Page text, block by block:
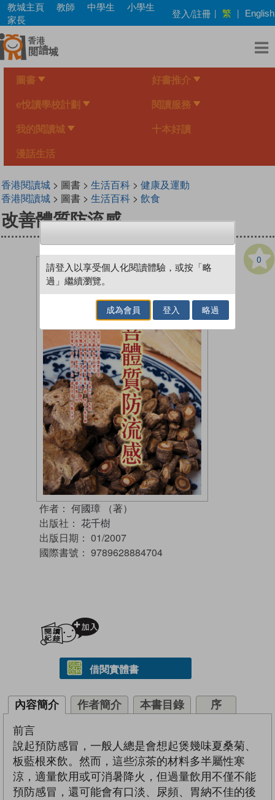
Skip
main
content
教城主頁 教師 中學生
小學生
家長
登入/註冊 | 繁 | English
圖書 好書推介
e悅讀學校計劃 閱讀服務
我的閱讀城 十本好讀
漫話生活
香港閱讀城> 圖書 > 生活百科> 健康及運動
香港閱讀城> 圖書 > 生活百科> 飲食
改善體質防流感
0
作者： 何國璋 （著）
出版社： 花千樹
出版日期： 01/2007
國際書號： 9789628884704
借閱實體書
內容簡介 作者簡介 本書目錄 序
前言
說起預防感冒，一般人總是會想起煲幾味夏桑菊、
板藍根來飲。然而，這些涼茶的材料多半屬性寒
涼，適量飲用或可消暑降火，但過量飲用不僅不能
預防感冒，還可能會有口淡、尿頻、胃納不佳的後
請登入以享受個人化閱讀體驗，或按「略
過」繼續瀏覽。
成為會員 登入 略過